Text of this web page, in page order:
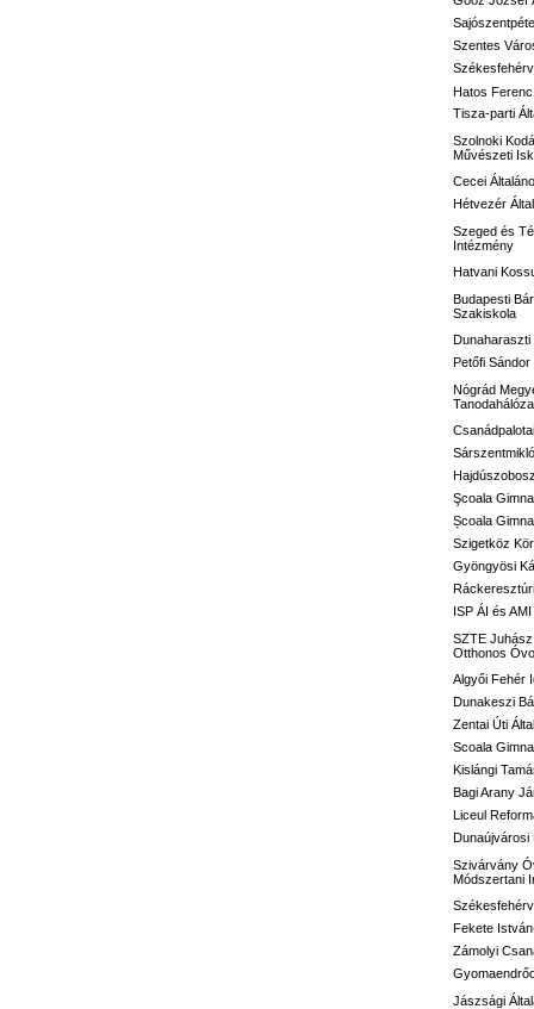
Szentes
Hatos
Tisza-parti
Szolnoki
Művészeti
Cecei
Hétvezér
Szeged és
Intézmény
Hatvani
Budapesti
Szakiskola
Dunaharaszti
Petőfi
Nógrád
Şcoala
Școala
Szigetköz
Gyöngyösi
ISP ÁI és
SZTE
Otthonos
Algyői Fehér
Dunakeszi
Zentai Úti
Scoala
Kislángi
Bagi Arany
Liceul
Dunaújvárosi
Szivárvány
Módszertani
Fekete
Zámolyi
Jászsági